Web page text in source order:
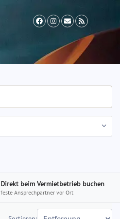
Vermieter werden FAQ
Direkt beim Vermietbetrieb buchen
feste Ansprechpartner vor Ort